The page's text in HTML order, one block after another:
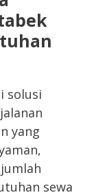
solusi
yang
sewa